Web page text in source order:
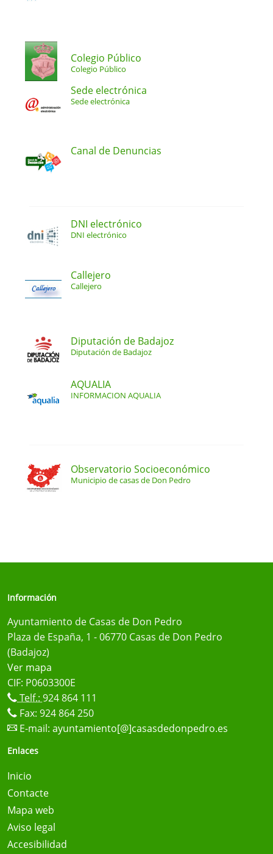
Colegio Público
Colegio Público
Sede electrónica
Sede electrónica
Canal de Denuncias
DNI electrónico
DNI electrónico
Callejero
Callejero
Diputación de Badajoz
Diputación de Badajoz
AQUALIA
INFORMACION AQUALIA
Observatorio Socioeconómico
Municipio de casas de Don Pedro
Información
Ayuntamiento de Casas de Don Pedro
Plaza de España, 1 - 06770 Casas de Don Pedro
(Badajoz)
Ver mapa
CIF: P0603300E
Telf.: 924 864 111
Fax: 924 864 250
E-mail: ayuntamiento[@]casasdedonpedro.es
Enlaces
Inicio
Contacte
Mapa web
Aviso legal
Accesibilidad